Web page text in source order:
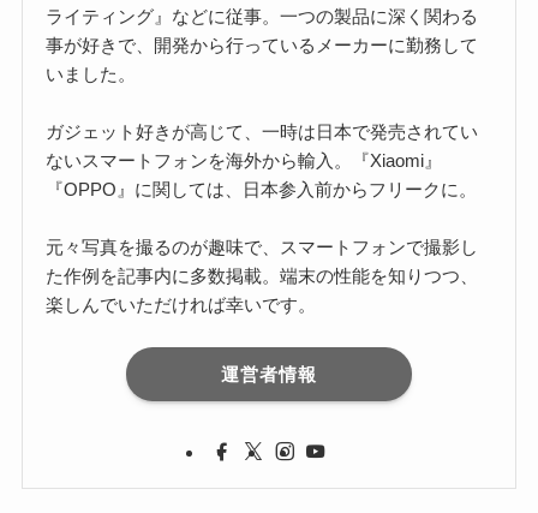
ライティング』などに従事。一つの製品に深く関わる
事が好きで、開発から行っているメーカーに勤務して
いました。
ガジェット好きが高じて、一時は日本で発売されてい
ないスマートフォンを海外から輸入。『Xiaomi』
『OPPO』に関しては、日本参入前からフリークに。
元々写真を撮るのが趣味で、スマートフォンで撮影し
た作例を記事内に多数掲載。端末の性能を知りつつ、
楽しんでいただければ幸いです。
運営者情報